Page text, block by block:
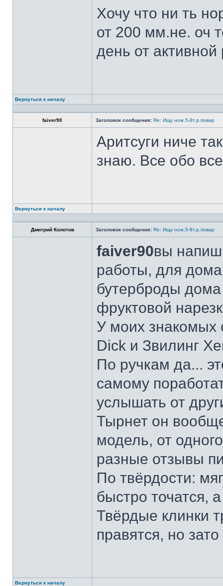
Хочу что ни ть
от 200 мм.не. оч
день от
Вернуться к началу
faiver90 Заголовок сообщения: Re: Ищу нож.5-8т.р.повар
Аритсуги ниче
знаю. Все обо
Вернуться к началу
Дмитрий Колотов Заголовок сообщения: Re: Ищу нож.5-8т.р.повар
faiver90вы
работы, для
бутерброды дома
фруктовой
У моих знакомых
Dick и Звилинг
По ручкам да...
самому
услышать от
Тырнет он
модель, от
разные отзывы
По твёрдости:
быстро точатся,
Твёрдые клинки
правятся, но
Вернуться к началу